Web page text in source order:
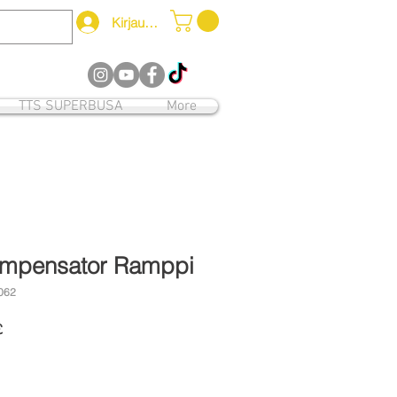
Kirjaudu
TTS SUPERBUSA More
Ramppi
Alehinta